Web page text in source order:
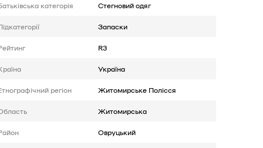
категорія Стегновий одяг
Запаски
R3
Україна
регіон Житомирське Полісся
Житомирська
Овруцький